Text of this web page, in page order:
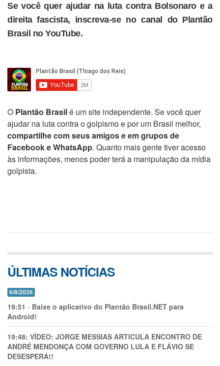
Se você quer ajudar na luta contra Bolsonaro e a
direita fascista, inscreva-se no canal do Plantão
Brasil no YouTube.
O Plantão Brasilé um site independente. Se você quer
ajudar na luta contra o golpismo e por um Brasil melhor,
compartilhe com seus amigos e em grupos de
Facebook e WhatsApp. Quanto mais gente tiver acesso
às informações, menos poder terá a manipulação da mídia
golpista.
ÚLTIMAS NOTÍCIAS
6/8/2026
19:51 - Baixe o aplicativo do Plantão Brasil.NET para
Android!
19:48: VÍDEO: JORGE MESSIAS ARTICULA ENCONTRO DE
ANDRÉ MENDONÇA COM GOVERNO LULA E FLÁVIO SE
DESESPERA!!